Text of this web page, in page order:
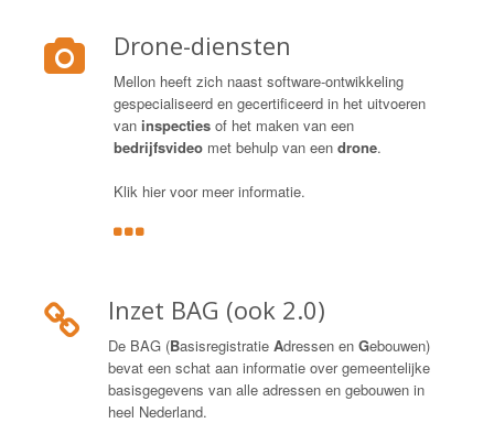
Drone-diensten
Mellon heeft zich naast software-ontwikkeling
gespecialiseerd en gecertificeerd in het uitvoeren
van inspecties of het maken van een
bedrijfsvideo met behulp van een drone.
Klik hier voor meer informatie.
Inzet BAG (ook 2.0)
De BAG (Basisregistratie Adressen en Gebouwen)
bevat een schat aan informatie over gemeentelijke
basisgegevens van alle adressen en gebouwen in
heel Nederland.